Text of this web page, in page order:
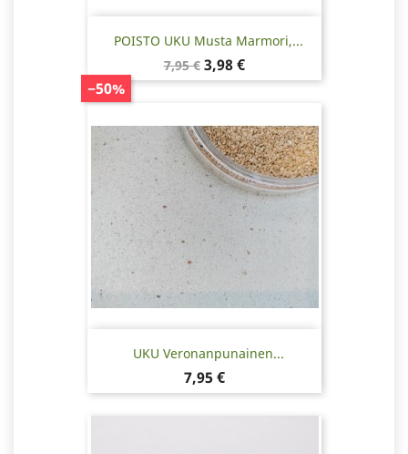
POISTO UKU Musta Marmori,...
Normaalihinta
7,95 €
−50%
Hinta
3,98 €
UKU Veronanpunainen...
Hinta
7,95 €